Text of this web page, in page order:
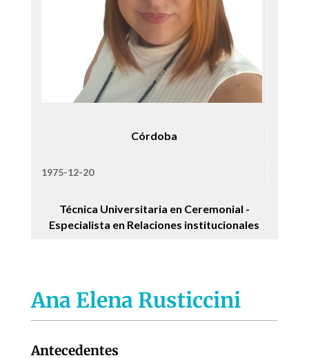
Córdoba
1975-12-20
Técnica Universitaria en Ceremonial -
Especialista en Relaciones institucionales
Ana Elena Rusticcini
Antecedentes